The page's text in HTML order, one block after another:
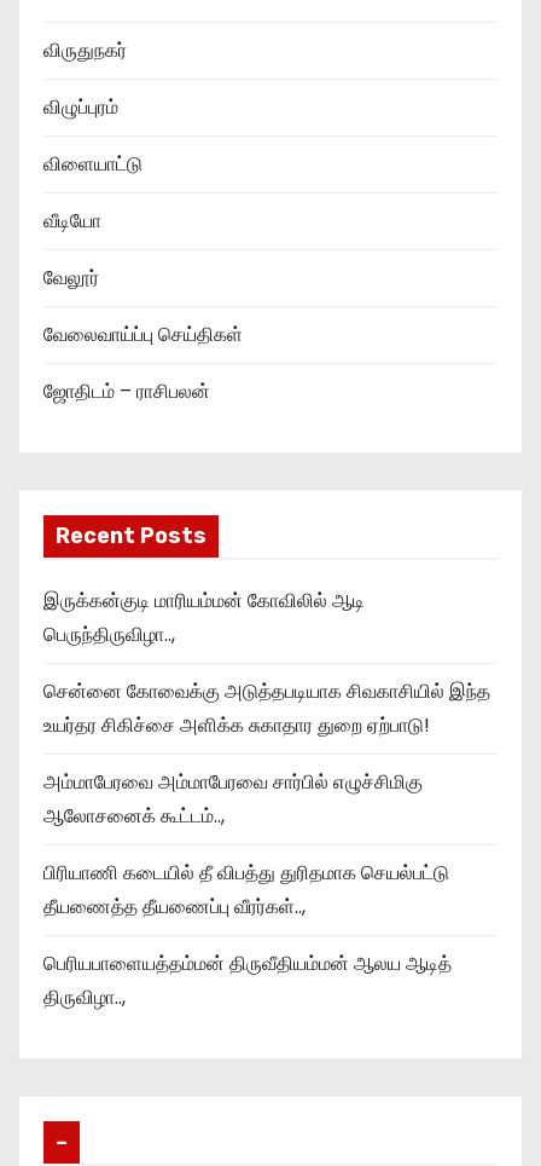
விருதுநகர்
விழுப்புரம்
விளையாட்டு
வீடியோ
வேலூர்
வேலைவாய்ப்பு செய்திகள்
ஜோதிடம் – ராசிபலன்
Recent Posts
இருக்கன்குடி மாரியம்மன் கோவிலில் ஆடி
பெருந்திருவிழா..,
சென்னை கோவைக்கு அடுத்தபடியாக சிவகாசியில் இந்த
உயர்தர சிகிச்சை அளிக்க சுகாதார துறை ஏற்பாடு!
அம்மாபேரவை அம்மாபேரவை சார்பில் எழுச்சிமிகு
ஆலோசனைக் கூட்டம்..,
பிரியாணி கடையில் தீ விபத்து துரிதமாக செயல்பட்டு
தீயணைத்த தீயணைப்பு வீரர்கள்..,
பெரியபாளையத்தம்மன் திருவீதியம்மன் ஆலய ஆடித்
திருவிழா..,
–